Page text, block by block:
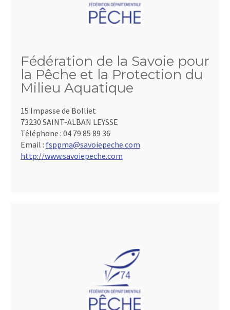
Fédération de la Savoie pour
la Pêche et la Protection du
Milieu Aquatique
15 Impasse de Bolliet
73230 SAINT-ALBAN LEYSSE
Téléphone : 04 79 85 89 36
Email : fsppma@savoiepeche.com
http://www.savoiepeche.com